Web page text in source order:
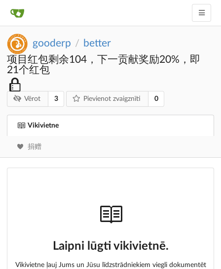
gooderp / better
项目红包剩余104，下一贡献奖励20%，即
21个红包
Vērot 3 Pievienot zvaigznīti 0
Vikivietne
捐赠
Laipni lūgti vikivietnē.
Vikivietne ļauj Jums un Jūsu līdzstrādniekiem viegli dokumentēt